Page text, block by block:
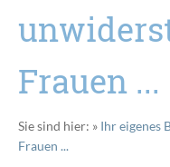
Frauen ...
Sie sind hier: » Ihr eigenes
Frauen ...